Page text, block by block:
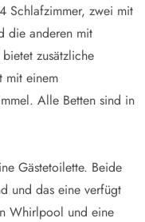
Schlafzimmer, zwei mit
die anderen mit
zusätzliche
mit einem
Alle Betten sind in
Gästetoilette. Beide
und das eine verfügt
Whirlpool und eine